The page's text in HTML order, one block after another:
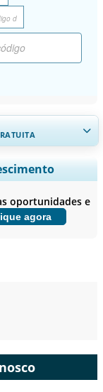
de segmentos,
e insights sobre o
oportunidades e
agora